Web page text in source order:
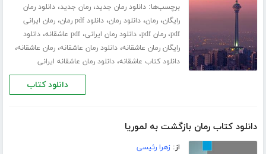
برچسب‌ها:دانلود رمان جدید،رمان جدید،دانلود رمان
رایگان،رمان،دانلود رمان،دانلود pdf رمان ،رمان ایرانی
pdf،رمان pdf ،دانلود رمان ایرانی،pdf عاشقانه ،دانلود
رایگان رمان عاشقانه،دانلود رمان عاشقانه،رمان عاشقانه،
دانلود کتاب عاشقانه،دانلود رمان عاشقانه ایرانی
دانلود کتاب
دانلود کتاب رمان بازگشت به لموریا
از:زهرا رئیسی